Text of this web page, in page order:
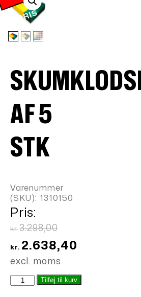
S
AF 5
STK
Varenummer
(SKU): 1310150
Pris:
kr. 3.298,00Den
oprindelige
kr.3.298,00.
kr. 2.638,40
er:
excl. moms
Skumklodser
Tilføj til kurv